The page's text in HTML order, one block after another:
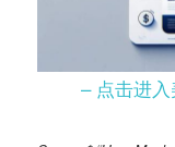
– 点击进